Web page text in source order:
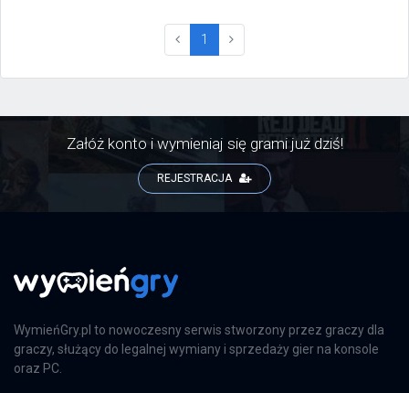
1 (current)
Załóż konto i wymieniaj się grami już dziś!
REJESTRACJA
WymieńGry.pl to nowoczesny serwis stworzony przez graczy dla
graczy, służący do legalnej wymiany i sprzedaży gier na konsole
oraz PC.